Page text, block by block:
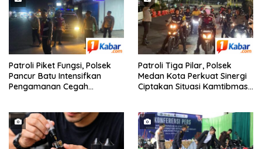
Patroli Piket Fungsi, Polsek
Pancur Batu Intensifkan
Pengamanan Cegah
Patroli Tiga Pilar, Polsek
Medan Kota Perkuat Sinergi
Ciptakan Situasi Kamtibmas